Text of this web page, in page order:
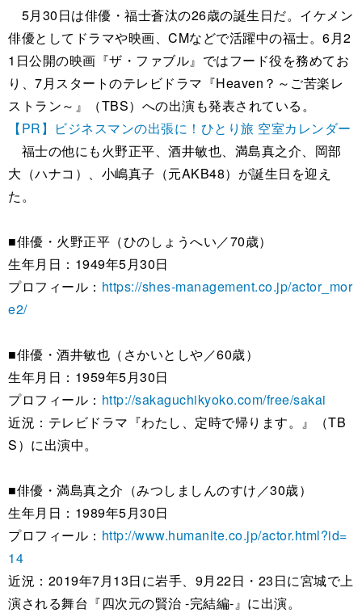
5月30日は俳優・福士蒼汰の26歳の誕生日だ。イケメン
俳優としてドラマや映画、CMなどで活躍中の福士。6月2
1日公開の映画『ザ・ファブル』ではフード役を務めてお
り、7月スタートのテレビドラマ『Heaven？～ご苦楽レ
ストラン～』（TBS）への出演も発表されている。
【PR】ビジネスマンの出張に！ひとり旅 空室カレンダー
福士の他にも火野正平、酒井敏也、満島真之介、岡部
大（ハナコ）、小嶋真子（元AKB48）が誕生日を迎え
た。
■俳優・火野正平（ひのしょうへい／70歳）
生年月日：1949年5月30日
プロフィール： https://shes-management.co.jp/actor_mor
e2/
■俳優・酒井敏也（さかいとしや／60歳）
生年月日：1959年5月30日
プロフィール： http://sakaguchikyoko.com/free/sakai
近況：テレビドラマ『わたし、定時で帰ります。』（TB
S）に出演中。
■俳優・満島真之介（みつしましんのすけ／30歳）
生年月日：1989年5月30日
プロフィール： http://www.humanite.co.jp/actor.html?id=
14
近況：2019年7月13日に岩手、9月22日・23日に宮城で上
演される舞台『四次元の賢治 -完結編-』に出演。